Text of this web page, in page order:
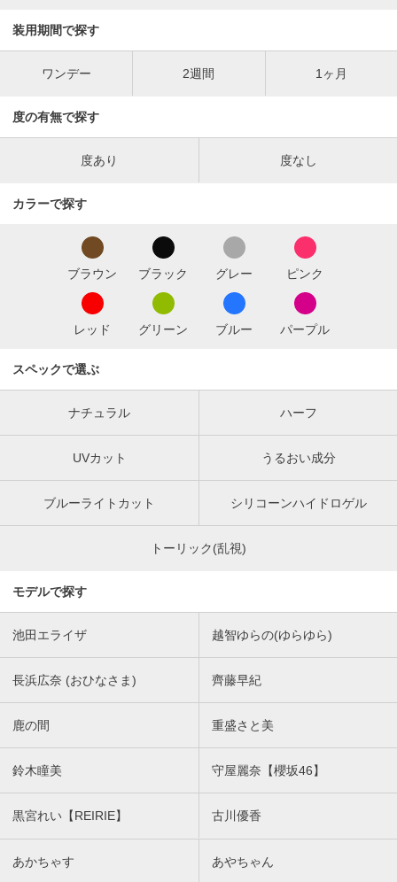
装用期間で探す
ワンデー 2週間 1ヶ月
度の有無で探す
度あり 度なし
カラーで探す
ブラウン ブラック グレー ピンク
レッド グリーン ブルー パープル
スペックで選ぶ
ナチュラル ハーフ
UVカット うるおい成分
ブルーライトカット シリコーンハイドロゲル
トーリック(乱視)
モデルで探す
池田エライザ 越智ゆらの(ゆらゆら)
長浜広奈 (おひなさま) 齊藤早紀
鹿の間 重盛さと美
鈴木瞳美 守屋麗奈【櫻坂46】
黒宮れい【REIRIE】 古川優香
あかちゃす あやちゃん